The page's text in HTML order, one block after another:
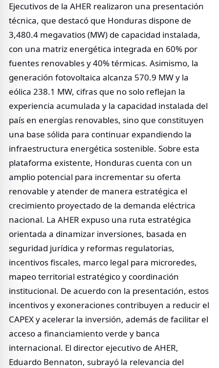
Ejecutivos de la AHER realizaron una presentación
técnica, que destacó que Honduras dispone de
3,480.4 megavatios (MW) de capacidad instalada,
con una matriz energética integrada en 60% por
fuentes renovables y 40% térmicas. Asimismo, la
generación fotovoltaica alcanza 570.9 MW y la
eólica 238.1 MW, cifras que no solo reflejan la
experiencia acumulada y la capacidad instalada del
país en energías renovables, sino que constituyen
una base sólida para continuar expandiendo la
infraestructura energética sostenible. Sobre esta
plataforma existente, Honduras cuenta con un
amplio potencial para incrementar su oferta
renovable y atender de manera estratégica el
crecimiento proyectado de la demanda eléctrica
nacional. La AHER expuso una ruta estratégica
orientada a dinamizar inversiones, basada en
seguridad jurídica y reformas regulatorias,
incentivos fiscales, marco legal para microredes,
mapeo territorial estratégico y coordinación
institucional. De acuerdo con la presentación, estos
incentivos y exoneraciones contribuyen a reducir el
CAPEX y acelerar la inversión, además de facilitar el
acceso a financiamiento verde y banca
internacional. El director ejecutivo de AHER,
Eduardo Bennaton, subrayó la relevancia del